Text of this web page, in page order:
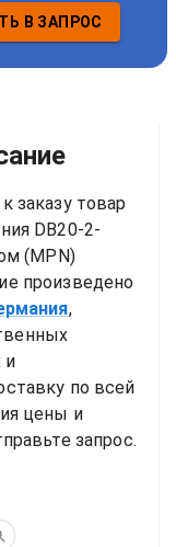
В ЗАПРОС
заказу товар
DB20-2-
с артикулом (MPN)
произведено
,
и
по всей
цены и
запрос.